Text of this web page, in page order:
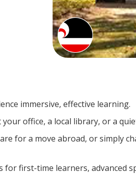
immersive, effective learning.
office, a local library, or a
for a move abroad, or simply
first-time learners, advanced